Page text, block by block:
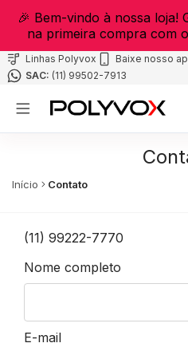
🎉 Bem-vindo à nossa loja!
na primeira compra com
Linhas Polyvox Baixe nosso
(11) 99502-7913
Início Contato
(11) 99222-7770
Nome completo
E-mail